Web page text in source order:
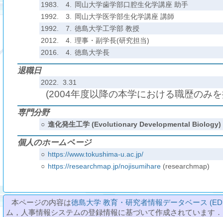
1983.
4.
岡山大学歯学部口腔生化学講座 助手
1992.
3.
岡山大学医学部生化学講座 講師
1992.
7.
徳島大学工学部 教授
2012.
4.
理事・副学長(研究担当)
2016.
4. 徳島大学長
退職日
2022. 3.31
(2004年度以降の本学における職歴のみ
専門分野
○ 進化発生工学 (Evolutionary Developmental Biology)
個人のホームページ
○ https://www.tokushima-u.ac.jp/
○ https://researchmap.jp/nojisumihare(researchmap)
本ページの内容は徳島大学 教育・研究者情報データベース
ム，人事情報システムの登録情報に基づいて作成されています